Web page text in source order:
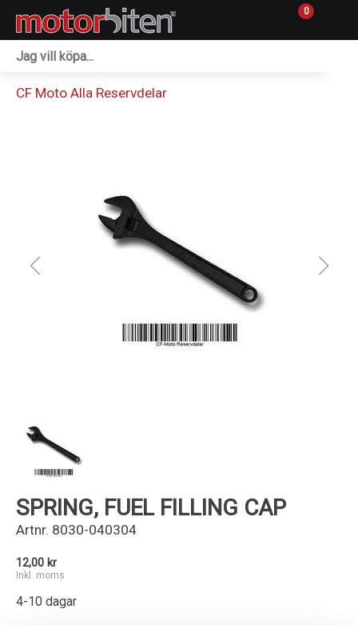
0
Reservdelar
Sprängskisser
CF Moto Alla Reservdelar
SPRING, FUEL FILLING CAP
Artnr. 8030-040304
12,00 kr
Inkl. moms
4-10 dagar